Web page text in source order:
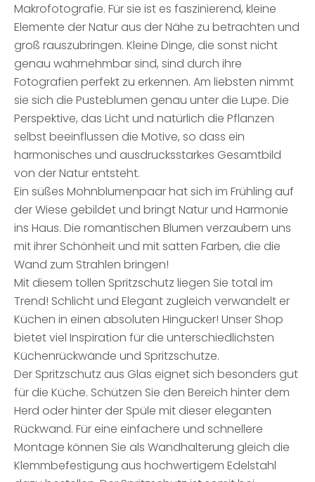
Makrofotografie. Für sie ist es faszinierend, kleine
Elemente der Natur aus der Nähe zu betrachten und
groß rauszubringen. Kleine Dinge, die sonst nicht
genau wahrnehmbar sind, sind durch ihre
Fotografien perfekt zu erkennen. Am liebsten nimmt
sie sich die Pusteblumen genau unter die Lupe. Die
Perspektive, das Licht und natürlich die Pflanzen
selbst beeinflussen die Motive, so dass ein
harmonisches und ausdrucksstarkes Gesamtbild
von der Natur entsteht.
Ein süßes Mohnblumenpaar hat sich im Frühling auf
der Wiese gebildet und bringt Natur und Harmonie
ins Haus. Die romantischen Blumen verzaubern uns
mit ihrer Schönheit und mit satten Farben, die die
Wand zum Strahlen bringen!
Mit diesem tollen Spritzschutz liegen Sie total im
Trend! Schlicht und Elegant zugleich verwandelt er
Küchen in einen absoluten Hingucker! Unser Shop
bietet viel Inspiration für die unterschiedlichsten
Küchenrückwände und Spritzschutze.
Der Spritzschutz aus Glas eignet sich besonders gut
für die Küche. Schützen Sie den Bereich hinter dem
Herd oder hinter der Spüle mit dieser eleganten
Rückwand. Für eine einfachere und schnellere
Montage können Sie als Wandhalterung gleich die
Klemmbefestigung aus hochwertigem Edelstahl